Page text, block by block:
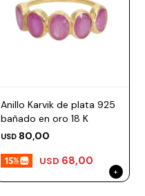
Anillo Karvik de plata 925
bañado en oro 18 K
USD 80,00
USD 68,00